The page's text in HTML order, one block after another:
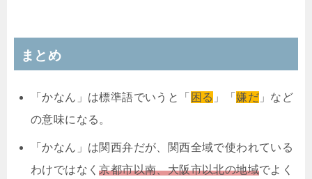
まとめ
「かなん」は標準語でいうと「 困る 」「嫌だ 」など
の意味になる。
「かなん」は関西弁だが、関西全域で使われている
わけではなく京都市以南、大阪市以北の地域でよく